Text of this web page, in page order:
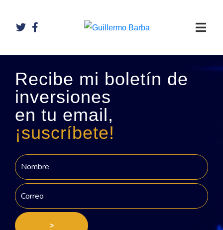
Recibe mi boletín de
inversiones
en tu email,
¡suscríbete!
>